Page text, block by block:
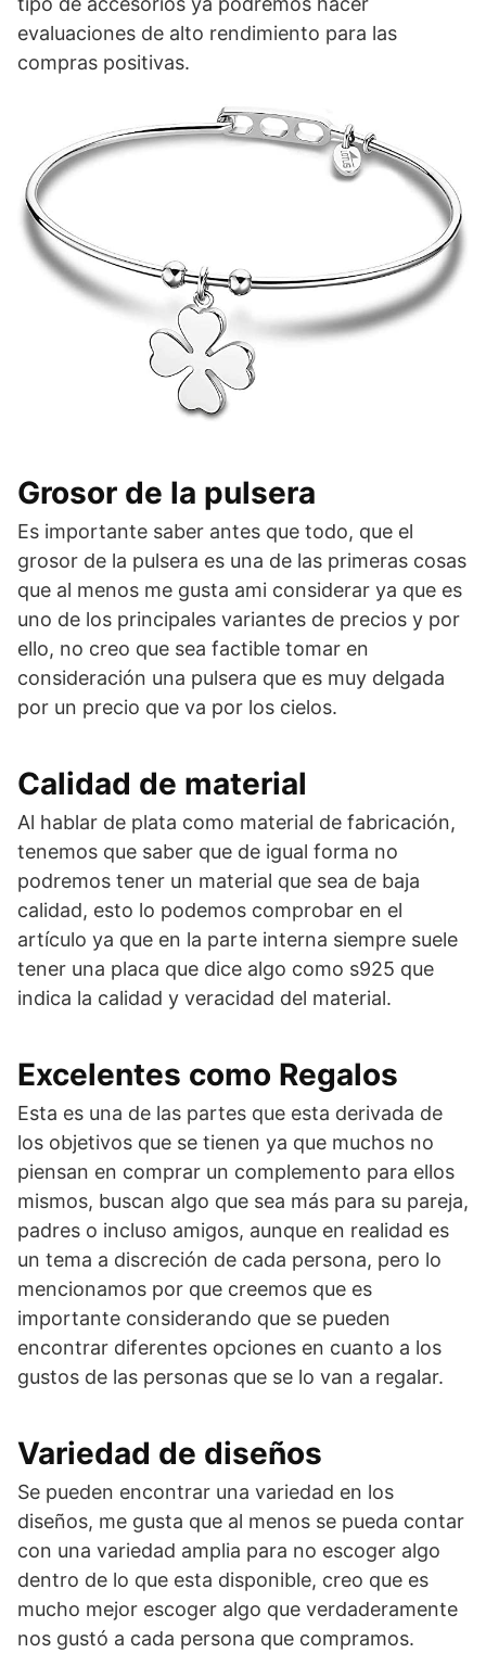
evaluaciones de alto rendimiento para las
compras positivas.
Grosor de la pulsera
Es importante saber antes que todo, que el
grosor de la pulsera es una de las primeras cosas
que al menos me gusta ami considerar ya que es
uno de los principales variantes de precios y por
ello, no creo que sea factible tomar en
consideración una pulsera que es muy delgada
por un precio que va por los cielos.
Calidad de material
Al hablar de plata como material de fabricación,
tenemos que saber que de igual forma no
podremos tener un material que sea de baja
calidad, esto lo podemos comprobar en el
artículo ya que en la parte interna siempre suele
tener una placa que dice algo como s925 que
indica la calidad y veracidad del material.
Excelentes como Regalos
Esta es una de las partes que esta derivada de
los objetivos que se tienen ya que muchos no
piensan en comprar un complemento para ellos
mismos, buscan algo que sea más para su pareja,
padres o incluso amigos, aunque en realidad es
un tema a discreción de cada persona, pero lo
mencionamos por que creemos que es
importante considerando que se pueden
encontrar diferentes opciones en cuanto a los
gustos de las personas que se lo van a regalar.
Variedad de diseños
Se pueden encontrar una variedad en los
diseños, me gusta que al menos se pueda contar
con una variedad amplia para no escoger algo
dentro de lo que esta disponible, creo que es
mucho mejor escoger algo que verdaderamente
nos gustó a cada persona que compramos.